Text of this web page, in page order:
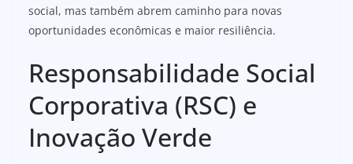
social, mas também abrem caminho para novas
oportunidades econômicas e maior resiliência.
Responsabilidade Social
Corporativa (RSC) e
Inovação Verde